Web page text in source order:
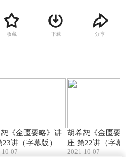
收藏 下载 分享
《金匮要略》讲
23讲（字幕版）
07
胡希恕《金匮要
座 第22讲（字幕
2021-10-07